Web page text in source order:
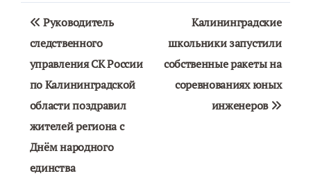
Навигация
по
записям
Руководитель
следственного
управления СК России
по Калининградской
области поздравил
жителей региона с
Днём народного
единства
Калининградские
школьники запустили
собственные ракеты на
соревнованиях юных
инженеров